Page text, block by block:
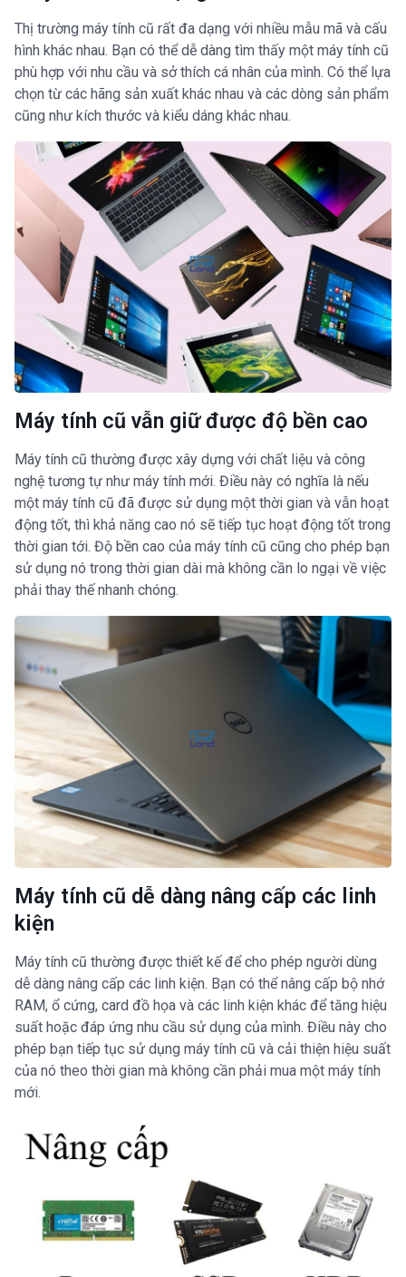
Thị trường máy tính cũ rất đa dạng với nhiều mẫu mã và cấu
hình khác nhau. Bạn có thể dễ dàng tìm thấy một máy tính cũ
phù hợp với nhu cầu và sở thích cá nhân của mình. Có thể lựa
chọn từ các hãng sản xuất khác nhau và các dòng sản phẩm
cũng như kích thước và kiểu dáng khác nhau.
Máy tính cũ vẫn giữ được độ bền cao
Máy tính cũ thường được xây dựng với chất liệu và công
nghệ tương tự như máy tính mới. Điều này có nghĩa là nếu
một máy tính cũ đã được sử dụng một thời gian và vẫn hoạt
động tốt, thì khả năng cao nó sẽ tiếp tục hoạt động tốt trong
thời gian tới. Độ bền cao của máy tính cũ cũng cho phép bạn
sử dụng nó trong thời gian dài mà không cần lo ngại về việc
phải thay thế nhanh chóng.
Máy tính cũ dễ dàng nâng cấp các linh
kiện
Máy tính cũ thường được thiết kế để cho phép người dùng
dễ dàng nâng cấp các linh kiện. Bạn có thể nâng cấp bộ nhớ
RAM, ổ cứng, card đồ họa và các linh kiện khác để tăng hiệu
suất hoặc đáp ứng nhu cầu sử dụng của mình. Điều này cho
phép bạn tiếp tục sử dụng máy tính cũ và cải thiện hiệu suất
của nó theo thời gian mà không cần phải mua một máy tính
mới.